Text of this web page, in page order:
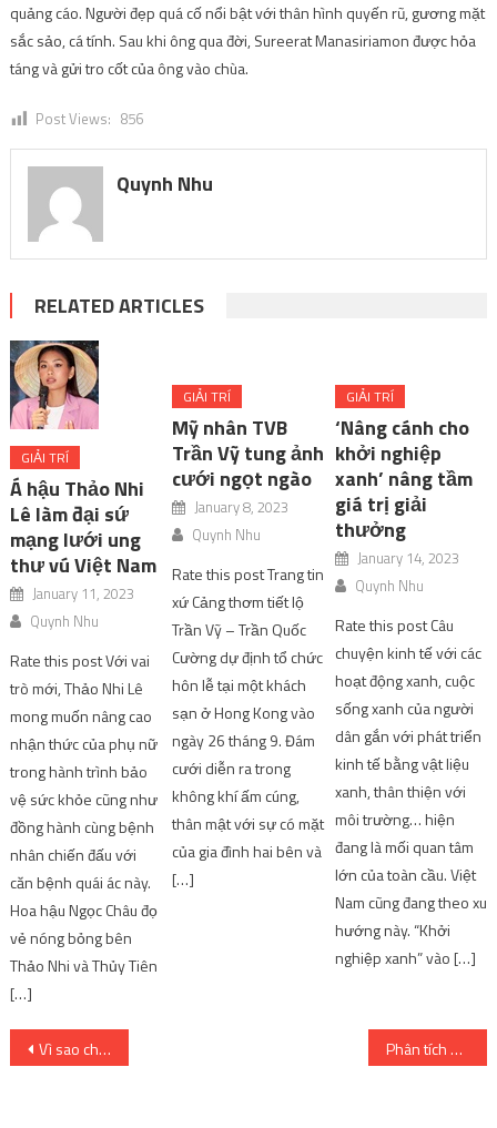
quảng cáo. Người đẹp quá cố nổi bật với thân hình quyến rũ, gương mặt
sắc sảo, cá tính. Sau khi ông qua đời, Sureerat Manasiriamon được hỏa
táng và gửi tro cốt của ông vào chùa.
Post Views: 856
Quynh Nhu
RELATED ARTICLES
GIẢI TRÍ
Á hậu Thảo Nhi
Lê làm đại sứ
mạng lưới ung
thư vú Việt Nam
January 11, 2023
Quynh Nhu
Rate this post Với vai
trò mới, Thảo Nhi Lê
mong muốn nâng cao
nhận thức của phụ nữ
trong hành trình bảo
vệ sức khỏe cũng như
đồng hành cùng bệnh
nhân chiến đấu với
căn bệnh quái ác này.
Hoa hậu Ngọc Châu đọ
vẻ nóng bỏng bên
Thảo Nhi và Thủy Tiên
[…]
GIẢI TRÍ
Mỹ nhân TVB
Trần Vỹ tung ảnh
cưới ngọt ngào
January 8, 2023
Quynh Nhu
Rate this post Trang tin
xứ Cảng thơm tiết lộ
Trần Vỹ – Trần Quốc
Cường dự định tổ chức
hôn lễ tại một khách
sạn ở Hong Kong vào
ngày 26 tháng 9. Đám
cưới diễn ra trong
không khí ấm cúng,
thân mật với sự có mặt
của gia đình hai bên và
[…]
GIẢI TRÍ
‘Nâng cánh cho
khởi nghiệp
xanh’ nâng tầm
giá trị giải
thưởng
January 14, 2023
Quynh Nhu
Rate this post Câu
chuyện kinh tế với các
hoạt động xanh, cuộc
sống xanh của người
dân gắn với phát triển
kinh tế bằng vật liệu
xanh, thân thiện với
môi trường… hiện
đang là mối quan tâm
lớn của toàn cầu. Việt
Nam cũng đang theo xu
hướng này. “Khởi
nghiệp xanh” vào […]
Post
Vì sao chủ tịch tỉnh Đông Bình sợ vướng vòng lao lý? Phân tích Midgardsormr and the First Brood of Dragons trong Final Fantasy XIV – Game Channel VN